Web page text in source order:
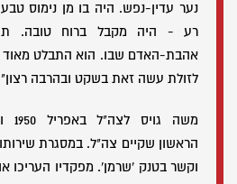
נער עדין-נפש. היה בו מן נימוס
רע - היה מקבל ברוח טובה.
אהבת-האדם שבו. הוא התבלט מאוד
לזולת עשה זאת בשקט ובהרבה
הראשון שקיים צה"ל. במסגרת
וקשר בטנק 'שרמן'. מפקדיו העריכו